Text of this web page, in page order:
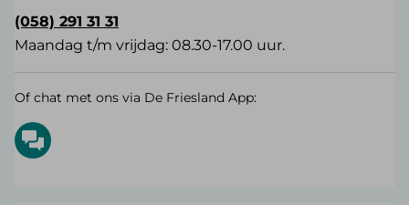
(058) 291 31 31
Maandag t/m vrijdag: 08.30-17.00 uur.
Of chat met ons via De Friesland App: